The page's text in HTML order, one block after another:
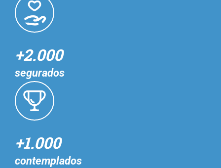
+2.000
segurados
+1.000
contemplados